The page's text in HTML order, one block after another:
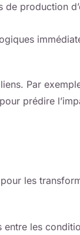
de production
Par
prédire
les
entre les